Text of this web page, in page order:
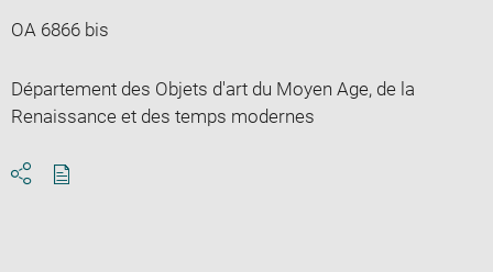
OA 6866 bis
Département des Objets d'art du Moyen Age, de la
Renaissance et des temps modernes